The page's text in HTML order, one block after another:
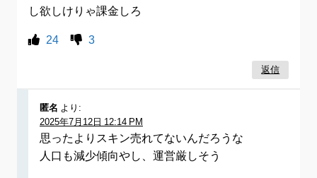
し欲しけりゃ課金しろ
24 3
返信
匿名 より:
2025年7月12日 12:14 PM
思ったよりスキン売れてないんだろうな
人口も減少傾向やし、運営厳しそう